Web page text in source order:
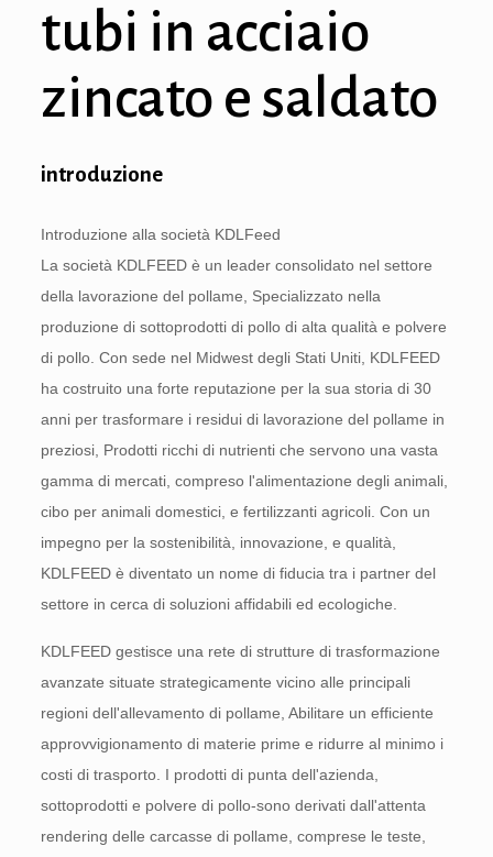
tubi in acciaio
zincato e saldato
introduzione
Introduzione alla società KDLFeed
La società KDLFEED è un leader consolidato nel settore
della lavorazione del pollame, Specializzato nella
produzione di sottoprodotti di pollo di alta qualità e polvere
di pollo. Con sede nel Midwest degli Stati Uniti, KDLFEED
ha costruito una forte reputazione per la sua storia di 30
anni per trasformare i residui di lavorazione del pollame in
preziosi, Prodotti ricchi di nutrienti che servono una vasta
gamma di mercati, compreso l'alimentazione degli animali,
cibo per animali domestici, e fertilizzanti agricoli. Con un
impegno per la sostenibilità, innovazione, e qualità,
KDLFEED è diventato un nome di fiducia tra i partner del
settore in cerca di soluzioni affidabili ed ecologiche.
KDLFEED gestisce una rete di strutture di trasformazione
avanzate situate strategicamente vicino alle principali
regioni dell'allevamento di pollame, Abilitare un efficiente
approvvigionamento di materie prime e ridurre al minimo i
costi di trasporto. I prodotti di punta dell'azienda,
sottoprodotti e polvere di pollo-sono derivati ​​dall'attenta
rendering delle carcasse di pollame, comprese le teste,